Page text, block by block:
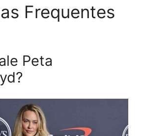
Frequentes
Peta